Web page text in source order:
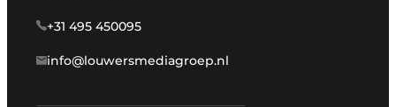
+31 495 450095
info@louwersmediagroep.nl